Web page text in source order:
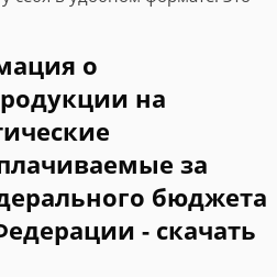
о
на
за
бюджета
- скачать